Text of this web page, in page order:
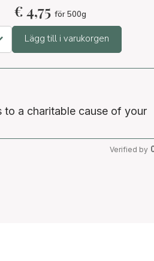
€4,75 för 500g
Lägg till i varukorgen
a charitable cause of your
Verified by